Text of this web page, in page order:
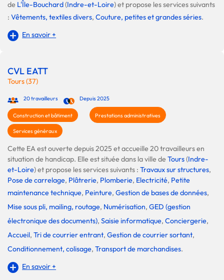
de L'Île-Bouchard(Indre-et-Loire) et propose les services suivants
: Vêtements, textiles divers, Couture, petites et grandes séries.
En savoir +
CVL EATT
Tours (37)
20 travailleurs Depuis 2025
Construction et bâtiment Prestations administratives
Services généraux
Cette EA est ouverte depuis 2025 et accueille 20 travailleurs en
situation de handicap. Elle est située dans la ville deTours(Indre-
et-Loire) et propose les services suivants : Travaux sur structures,
Pose de carrelage, Plâtrerie, Plomberie, Electricité, Petite
maintenance technique, Peinture, Gestion de bases de données,
Mise sous pli, mailing, routage, Numérisation, GED (gestion
électronique des documents), Saisie informatique, Conciergerie,
Accueil, Tri de courrier entrant, Gestion de courrier sortant,
Conditionnement, colisage, Transport de marchandises.
En savoir +